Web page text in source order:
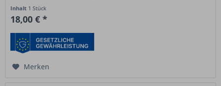
Inhalt 1 Stück
18,00 € *
Merken